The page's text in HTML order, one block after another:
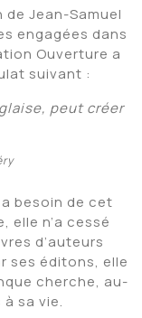
de Jean-Samuel
engagées dans
Ouverture a
suivant :
peut créer
besoin de cet
elle n’a cessé
d’auteurs
ses éditons, elle
cherche, au-
à sa vie.